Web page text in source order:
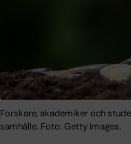
Forskare, akademiker och
samhälle. Foto: Getty Images.